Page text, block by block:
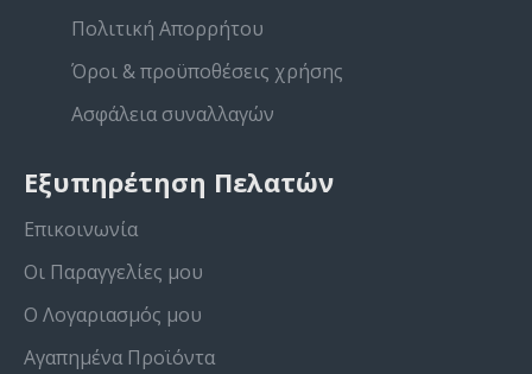
Πολιτική Απορρήτου
Όροι & προϋποθέσεις χρήσης
Ασφάλεια συναλλαγών
Εξυπηρέτηση Πελατών
Επικοινωνία
Οι Παραγγελίες μου
Ο Λογαριασμός μου
Αγαπημένα Προϊόντα